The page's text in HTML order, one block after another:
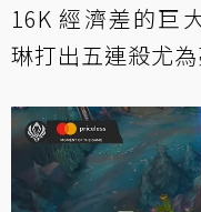
16K 經濟差的巨
琳打出五連殺尤為